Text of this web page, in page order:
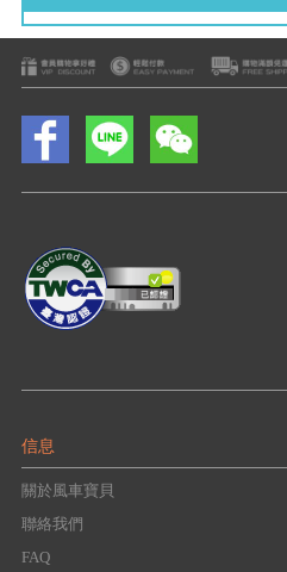
信息
關於風車寶貝
聯絡我們
FAQ